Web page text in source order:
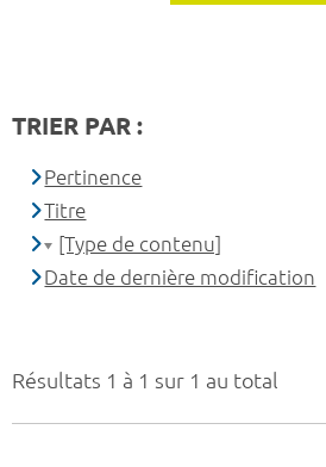
Résultats 1 à 1 sur 1 au total
TRIER PAR :
Pertinence
Titre
[Type de contenu]
Date de dernière modification